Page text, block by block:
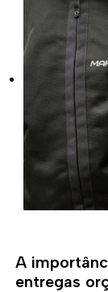
A
entregas